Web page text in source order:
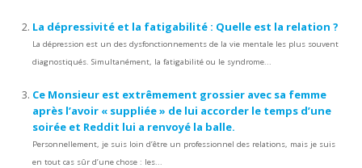
La dépressivité et la fatigabilité : Quelle est la relation ?
La dépression est un des dysfonctionnements de la vie mentale les plus souvent
diagnostiqués. Simultanément, la fatigabilité ou le syndrome...
Ce Monsieur est extrêmement grossier avec sa femme
après l’avoir « suppliée » de lui accorder le temps d’une
soirée et Reddit lui a renvoyé la balle.
Personnellement, je suis loin d’être un professionnel des relations, mais je suis
en tout cas sûr d’une chose : les...